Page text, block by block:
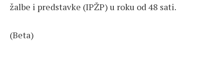
žalbe i predstavke (IPŽP) u roku od 48 sati.
(Beta)